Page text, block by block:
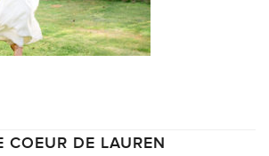
COEUR DE LAUREN